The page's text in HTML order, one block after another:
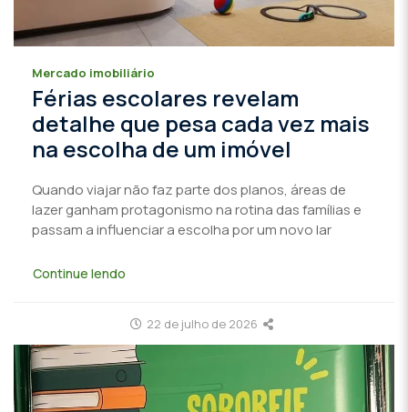
Mercado imobiliário
Férias escolares revelam
detalhe que pesa cada vez mais
na escolha de um imóvel
Quando viajar não faz parte dos planos, áreas de
lazer ganham protagonismo na rotina das famílias e
passam a influenciar a escolha por um novo lar
Continue lendo
22 de julho de 2026